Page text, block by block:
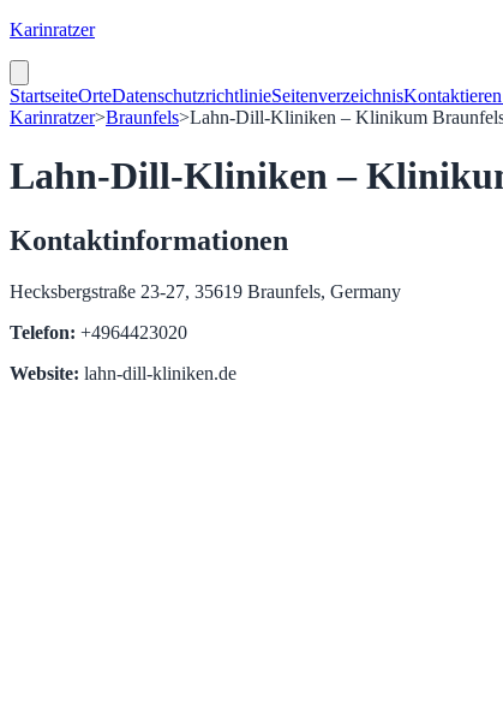
Karinratzer
StartseiteOrteDatenschutzrichtlinieSeitenverzeichnis
Karinratzer>Braunfels>Lahn-Dill-Kliniken – Klinikum
Lahn-Dill-Kliniken –
Kontaktinformationen
Hecksbergstraße 23-27, 35619 Braunfels, Germany
Telefon: +4964423020
Website: lahn-dill-kliniken.de